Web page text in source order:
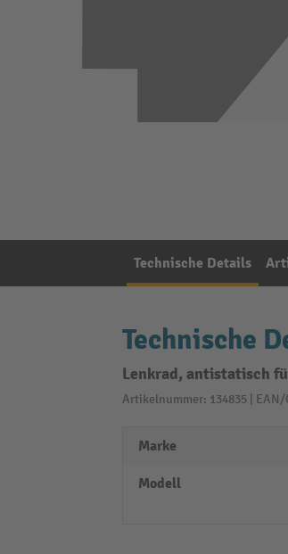
Technische Details
Technische
Lenkrad, antistatisch
Artikelnummer: 134835 | EAN/
Marke
Modell